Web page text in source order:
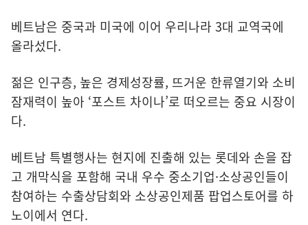
베트남은 중국과 미국에 이어 우리나라 3대 교역국에
올라섰다.
젊은 인구층, 높은 경제성장률, 뜨거운 한류열기와 소비
잠재력이 높아 ‘포스트 차이나’로 떠오르는 중요 시장이
다.
베트남 특별행사는 현지에 진출해 있는 롯데와 손을 잡
고 개막식을 포함해 국내 우수 중소기업·소상공인들이
참여하는 수출상담회와 소상공인제품 팝업스토어를 하
노이에서 연다.